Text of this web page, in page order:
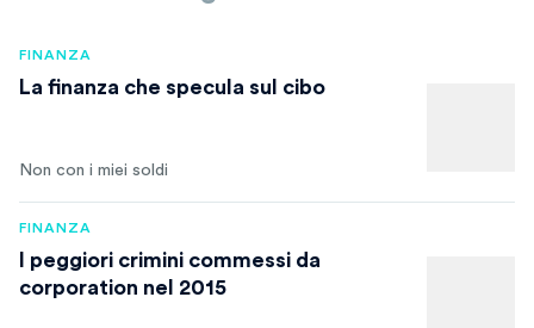
FINANZA
La finanza che specula sul cibo
Non con i miei soldi
FINANZA
I peggiori crimini commessi da
corporation nel 2015